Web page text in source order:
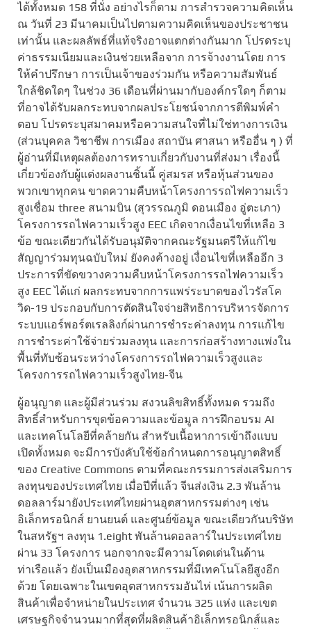
ได้ทั้งหมด 158 ที่นั่ง อย่างไรก็ตาม การสำรวจความคิดเห็น
ณ วันที่ 23 มีนาคมเป็นไปตามความคิดเห็นของประชาชน
เท่านั้น และผลลัพธ์ที่แท้จริงอาจแตกต่างกันมาก โปรดระบุ
ค่าธรรมเนียมและเงินช่วยเหลือจาก การจ้างงานโดย การ
ให้คำปรึกษา การเป็นเจ้าของร่วมกัน หรือความสัมพันธ์
ใกล้ชิดใดๆ ในช่วง 36 เดือนที่ผ่านมากับองค์กรใดๆ ก็ตาม
ที่อาจได้รับผลกระทบจากผลประโยชน์จากการตีพิมพ์คำ
ตอบ โปรดระบุสมาคมหรือความสนใจที่ไม่ใช่ทางการเงิน
(ส่วนบุคคล วิชาชีพ การเมือง สถาบัน ศาสนา หรืออื่น ๆ ) ที่
ผู้อ่านที่มีเหตุผลต้องการทราบเกี่ยวกับงานที่ส่งมา เรื่องนี้
เกี่ยวข้องกับผู้แต่งผลงานชิ้นนี้ คู่สมรส หรือหุ้นส่วนของ
พวกเขาทุกคน ขาดความคืบหน้าโครงการรถไฟความเร็ว
สูงเชื่อม three สนามบิน (สุวรรณภูมิ ดอนเมือง อู่ตะเภา)
โครงการรถไฟความเร็วสูง EEC เกิดจากเงื่อนไขที่เหลือ 3
ข้อ ขณะเดียวกันได้รับอนุมัติจากคณะรัฐมนตรีให้แก้ไข
สัญญาร่วมทุนฉบับใหม่ ยังคงค้างอยู่ เงื่อนไขที่เหลืออีก 3
ประการที่ขัดขวางความคืบหน้าโครงการรถไฟความเร็ว
สูง EEC ได้แก่ ผลกระทบจากการแพร่ระบาดของไวรัสโค
วิด-19 ประกอบกับการตัดสินใจจ่ายสิทธิการบริหารจัดการ
ระบบแอร์พอร์ตเรลลิงก์ผ่านการชำระค่าลงทุน การแก้ไข
การชำระค่าใช้จ่ายร่วมลงทุน และการก่อสร้างทางแพ่งใน
พื้นที่ทับซ้อนระหว่างโครงการรถไฟความเร็วสูงและ
โครงการรถไฟความเร็วสูงไทย-จีน
ผู้อนุญาต และผู้มีส่วนร่วม สงวนลิขสิทธิ์ทั้งหมด รวมถึง
สิทธิ์สำหรับการขุดข้อความและข้อมูล การฝึกอบรม AI
และเทคโนโลยีที่คล้ายกัน สำหรับเนื้อหาการเข้าถึงแบบ
เปิดทั้งหมด จะมีการบังคับใช้ข้อกำหนดการอนุญาตสิทธิ์
ของ Creative Commons ตามที่คณะกรรมการส่งเสริมการ
ลงทุนของประเทศไทย เมื่อปีที่แล้ว จีนส่งเงิน 2.3 พันล้าน
ดอลลาร์มายังประเทศไทยผ่านอุตสาหกรรมต่างๆ เช่น
อิเล็กทรอนิกส์ ยานยนต์ และศูนย์ข้อมูล ขณะเดียวกันบริษัท
ในสหรัฐฯ ลงทุน 1.eight พันล้านดอลลาร์ในประเทศไทย
ผ่าน 33 โครงการ นอกจากจะมีความโดดเด่นในด้าน
ท่าเรือแล้ว ยังเป็นเมืองอุตสาหกรรมที่มีเทคโนโลยีสูงอีก
ด้วย โดยเฉพาะในเขตอุตสาหกรรมอันไห่ เน้นการผลิต
สินค้าเพื่อจำหน่ายในประเทศ จำนวน 325 แห่ง และเขต
เศรษฐกิจจำนวนมากที่สุดที่ผลิตสินค้าอิเล็กทรอนิกส์และ